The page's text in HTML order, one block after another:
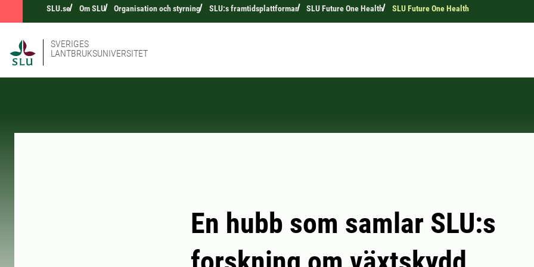
SLU.se Om SLU Organisation och styrning SLU:s framtidsplattformar SLU Future One Health SLU Future One Health
SVERIGES
LANTBRUKSUNIVERSITET
En hubb som samlar SLU:s